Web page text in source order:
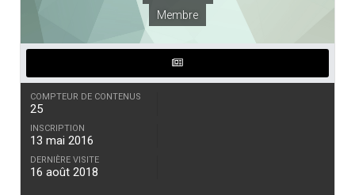
Membre
COMPTEUR DE CONTENUS
25
INSCRIPTION
13 mai 2016
DERNIÈRE VISITE
16 août 2018